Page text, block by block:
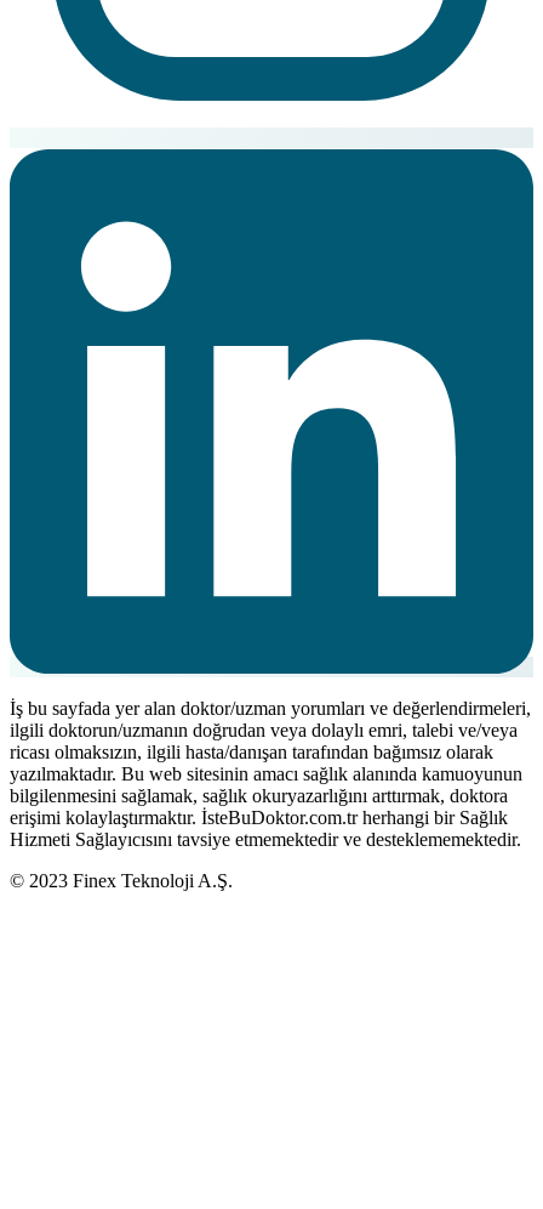
İş bu sayfada yer alan doktor/uzman yorumları ve değerlendirmeleri,
ilgili doktorun/uzmanın doğrudan veya dolaylı emri, talebi ve/veya
ricası olmaksızın, ilgili hasta/danışan tarafından bağımsız olarak
yazılmaktadır. Bu web sitesinin amacı sağlık alanında kamuoyunun
bilgilenmesini sağlamak, sağlık okuryazarlığını arttırmak, doktora
erişimi kolaylaştırmaktır. İsteBuDoktor.com.tr herhangi bir Sağlık
Hizmeti Sağlayıcısını tavsiye etmemektedir ve desteklememektedir.
© 2023 Finex Teknoloji A.Ş.